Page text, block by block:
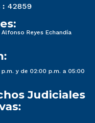
: 42859
Reyes Echandía
y de 02:00 p.m. a 05:00
Judiciales